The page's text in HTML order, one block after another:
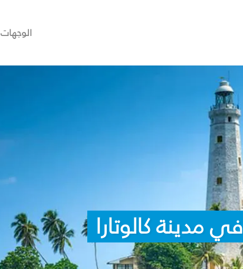
الوجهات
مدينة كالوتارا